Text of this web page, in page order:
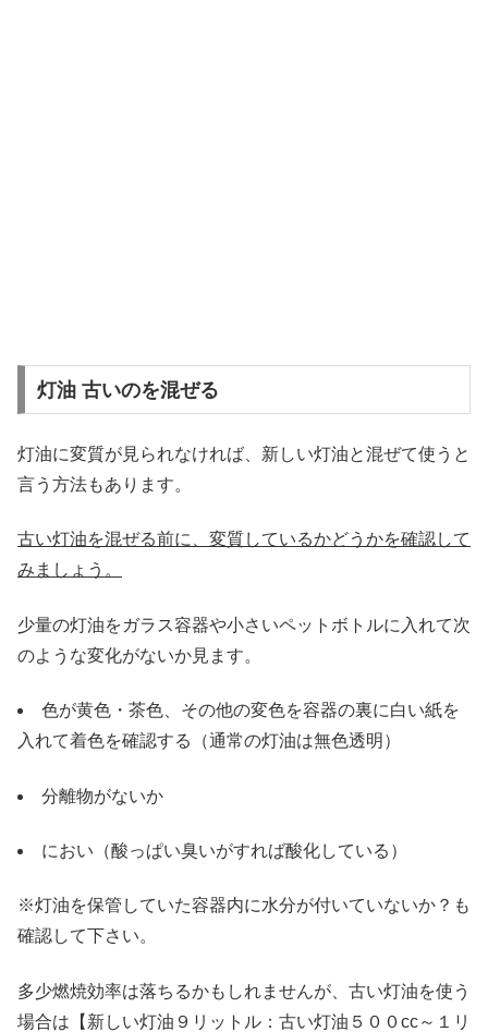
灯油 古いのを混ぜる
灯油に変質が見られなければ、新しい灯油と混ぜて使うと
言う方法もあります。
古い灯油を混ぜる前に、変質しているかどうかを確認して
みましょう。
少量の灯油をガラス容器や小さいペットボトルに入れて次
のような変化がないか見ます。
色が黄色・茶色、その他の変色を容器の裏に白い紙を
入れて着色を確認する（通常の灯油は無色透明）
分離物がないか
におい（酸っぱい臭いがすれば酸化している）
※灯油を保管していた容器内に水分が付いていないか？も
確認して下さい。
多少燃焼効率は落ちるかもしれませんが、古い灯油を使う
場合は【新しい灯油９リットル：古い灯油５００cc～１リ